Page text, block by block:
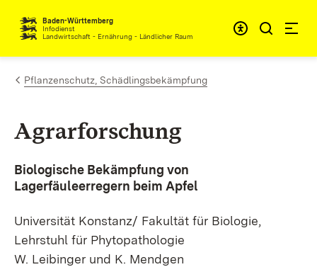
Zum Inhalt springen
Baden-Württemberg
Infodienst
Landwirtschaft - Ernährung - Ländlicher Raum
Pflanzenschutz, Schädlingsbekämpfung
Agrarforschung
Biologische Bekämpfung von
Lagerfäuleerregern beim Apfel
Universität Konstanz/ Fakultät für Biologie,
Lehrstuhl für Phytopathologie
W. Leibinger und K. Mendgen